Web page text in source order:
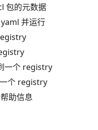
包的元数据
并运行
一个 registry
个 registry
助信息